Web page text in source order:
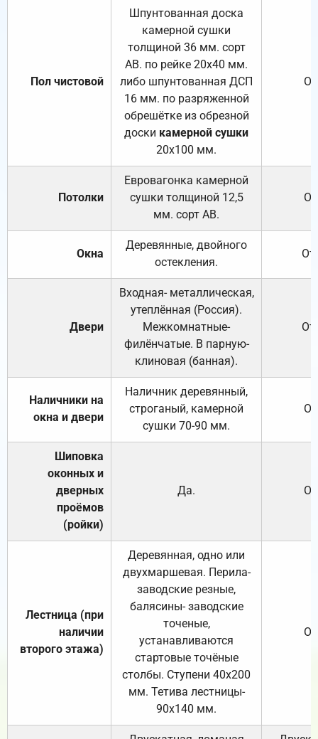
Пол чистовой
Шпунтованная доска
камерной сушки
толщиной 36 мм. сорт
АВ. по рейке 20х40 мм.
либо шпунтованная ДСП
16 мм. по разряженной
обрешётке из обрезной
доски камерной сушки
20х100 мм.
Потолки
Евровагонка камерной
сушки толщиной 12,5
мм. сорт АВ.
Окна
Деревянные, двойного
остекления.
Двери
Входная- металлическая,
утеплённая (Россия).
Межкомнатные-
филёнчатые. В парную-
клиновая (банная).
Наличники на
окна и двери
Наличник деревянный,
строганый, камерной
сушки 70-90 мм.
Шиповка
оконных и
дверных
проёмов
(ройки)
Да.
Лестница (при
наличии
второго этажа)
Деревянная, одно или
двухмаршевая. Перила-
заводские резные,
балясины- заводские
точеные,
устанавливаются
стартовые точёные
столбы. Ступени 40х200
мм. Тетива лестницы-
90х140 мм.